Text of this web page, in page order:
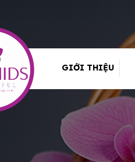
GIỚI THIỆU